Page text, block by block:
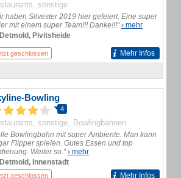
sonstige
haben Silvester 2019 hier gefeiert. Eine super
mit einem super Team!!! Danke!!!“› mehr
Detmold, Pivitsheide
geschlossen Mehr Infos
Bowling
4
sonstige Bowlingbahnen
Bowlingbahn mit super Ambiente. Man kann
Flipper spielen. Gutes Essen und top
Weiter so.“› mehr
Detmold, Innenstadt
geschlossen Mehr Infos